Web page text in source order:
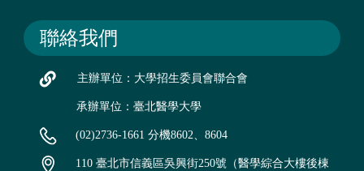
聯絡我們
主辦單位：大學招生委員會聯合會
承辦單位：臺北醫學大學
(02)2736-1661 分機8602、8604
110 臺北市信義區吳興街250號（醫學綜合大樓後棟